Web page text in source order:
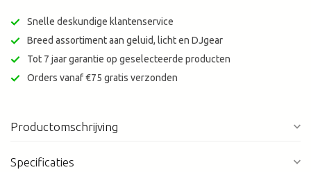
Snelle deskundige klantenservice
Breed assortiment aan geluid, licht en DJgear
Tot 7 jaar garantie op geselecteerde producten
Orders vanaf €75 gratis verzonden
Productomschrijving
Specificaties